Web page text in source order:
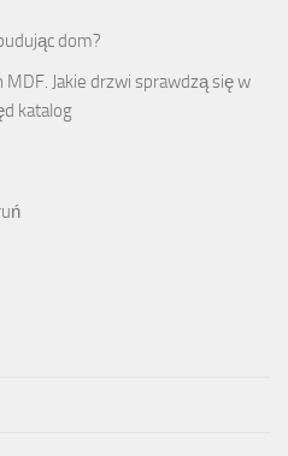
dom?
Jakie drzwi sprawdzą się w
katalog